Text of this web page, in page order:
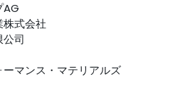
AG
株式会社
司
マンス・マテリアルズ